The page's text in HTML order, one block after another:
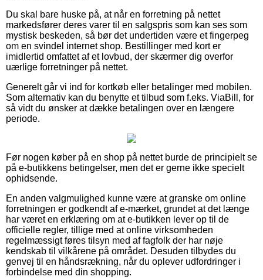
Du skal bare huske på, at når en forretning på nettet
markedsfører deres varer til en salgspris som kan ses som
mystisk beskeden, så bør det undertiden være et fingerpeg
om en svindel internet shop. Bestillinger med kort er
imidlertid omfattet af et lovbud, der skærmer dig overfor
uærlige forretninger på nettet.
Generelt går vi ind for kortkøb eller betalinger med mobilen.
Som alternativ kan du benytte et tilbud som f.eks. ViaBill, for
så vidt du ønsker at dække betalingen over en længere
periode.
Før nogen køber på en shop på nettet burde de principielt se
på e-butikkens betingelser, men det er gerne ikke specielt
ophidsende.
En anden valgmulighed kunne være at granske om online
forretningen er godkendt af e-mærket, grundet at det længe
har været en erklæring om at e-butikken lever op til de
officielle regler, tillige med at online virksomheden
regelmæssigt føres tilsyn med af fagfolk der har nøje
kendskab til vilkårene på området. Desuden tilbydes du
genvej til en håndsrækning, når du oplever udfordringer i
forbindelse med din shopping.